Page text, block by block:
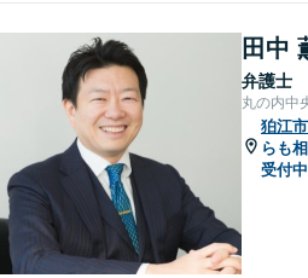
田中
弁護士
丸の内中
狛江市
らも
受付中